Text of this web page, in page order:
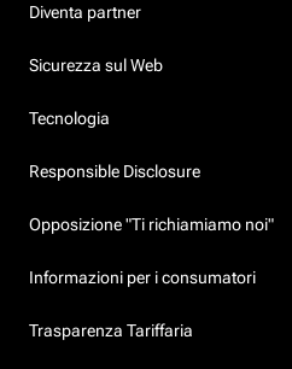
Diventa partner
Sicurezza sul Web
Tecnologia
Responsible Disclosure
Opposizione "Ti richiamiamo noi"
Informazioni per i consumatori
Trasparenza Tariffaria